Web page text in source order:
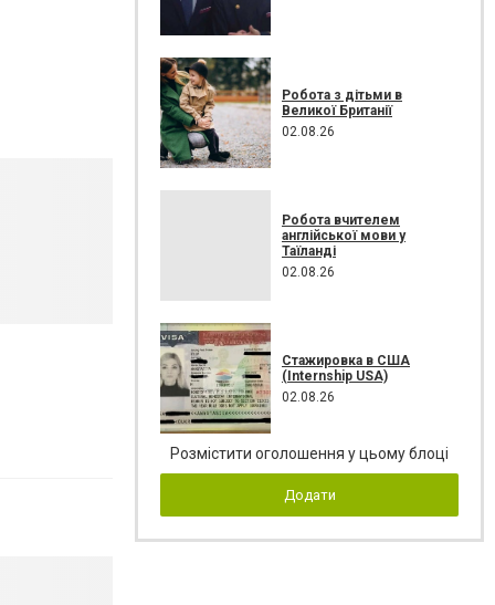
Робота з дітьми в
Великої Британії
02.08.26
Робота вчителем
англійської мови у
Таїланді
02.08.26
Стажировка в США
(Internship USA)
02.08.26
Розмістити оголошення у цьому блоці
Додати